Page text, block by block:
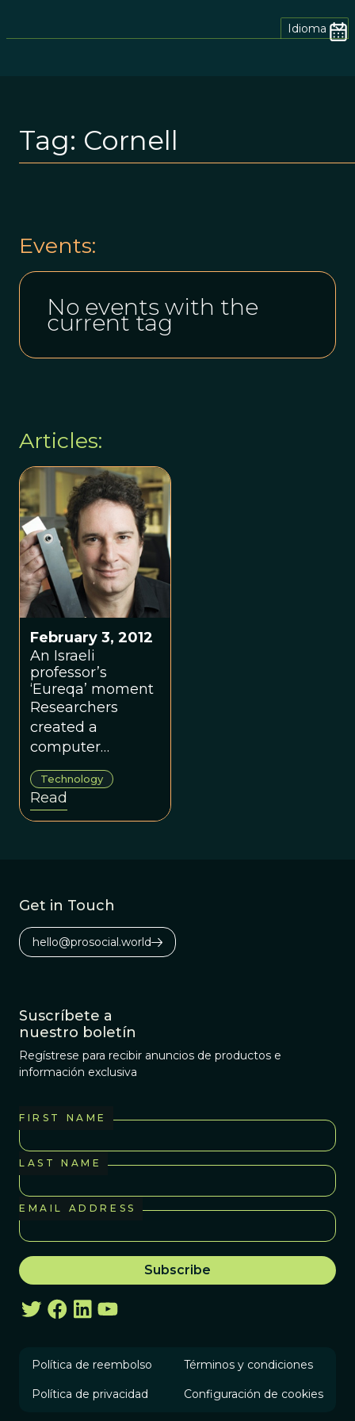
Idioma
Tag: Cornell
Events:
No events with the
current tag
Articles:
February 3, 2012
An Israeli
professor’s
‘Eureqa’ moment
Researchers
created a
computer
program that
generates
mathematical
formulas which
Technology
Read
Get in Touch
hello@prosocial.world
Suscríbete a
nuestro boletín
Regístrese para recibir anuncios de productos e
información exclusiva
FIRST NAME
LAST NAME
EMAIL ADDRESS
Política de reembolso Términos y condiciones
Política de privacidad Configuración de cookies